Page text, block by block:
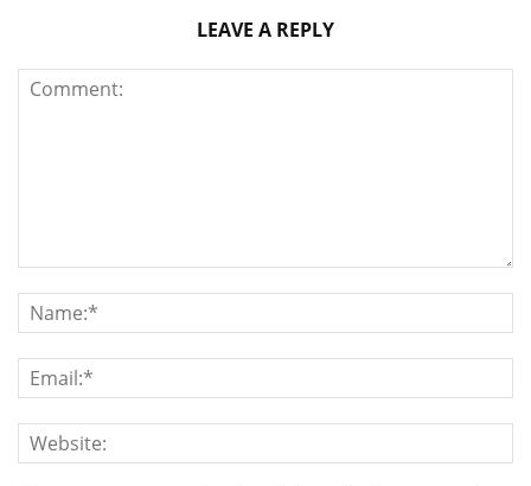
LEAVE A REPLY